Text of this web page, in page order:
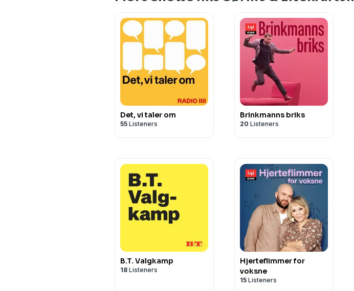
Det, vi taler om
55 Listeners
Brinkmanns briks
20 Listeners
B.T. Valgkamp
18 Listeners
Hjerteflimmer for
voksne
15 Listeners